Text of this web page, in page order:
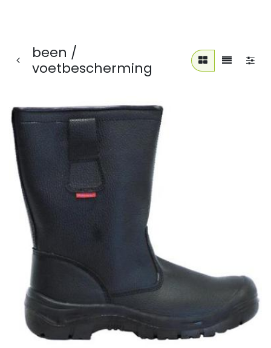
been /
voetbescherming